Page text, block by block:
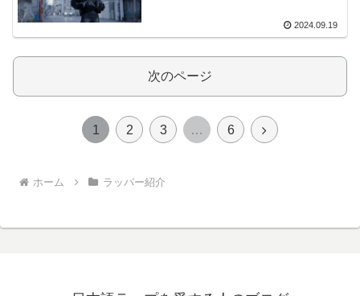
2024.09.19
次のページ
1 2 3 … 6
次
ホーム ラッパー紹介